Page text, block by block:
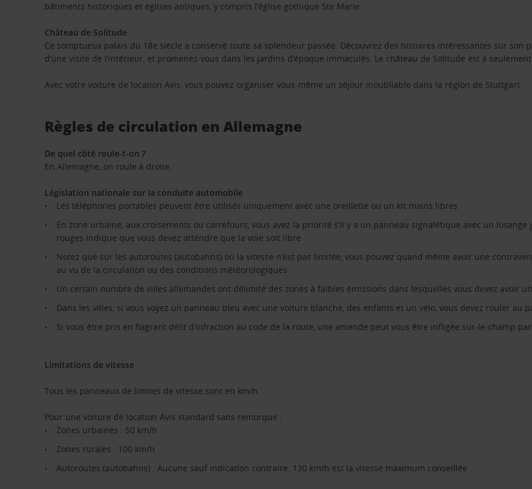
bâtiments historiques et églises antiques, y compris l’église gothique Ste Marie.
Château de Solitude
Ce somptueux palais du 18e siècle a conservé toute sa splendeur passée. Découvrez des histoires intéressantes sur son
d’une visite de l’intérieur, et promenez-vous dans les jardins d’époque immaculés. Le château de Solitude est à
Avec votre voiture de location Avis, vous pouvez organiser vous-même un séjour inoubliable dans la région de Stuttgart.
Règles de circulation en Allemagne
De quel côté roule-t-on ?
En Allemagne, on roule à droite.
Législation nationale sur la conduite automobile
Les téléphones portables peuvent être utilisés uniquement avec une oreillette ou un kit mains libres
En zone urbaine, aux croisements ou carrefours, vous avez la priorité s’il y a un panneau signalétique avec un
rouges indique que vous devez attendre que la voie soit libre
Notez que sur les autoroutes (autobahns) où la vitesse n’est pas limitée, vous pouvez quand même avoir une
au vu de la circulation ou des conditions météorologiques
Un certain nombre de villes allemandes ont délimité des zones à faibles émissions dans lesquelles vous devez avoir
Dans les villes, si vous voyez un panneau bleu avec une voiture blanche, des enfants et un vélo, vous devez rouler au
Si vous être pris en flagrant délit d’infraction au code de la route, une amende peut vous être infligée sur-le-champ
Limitations de vitesse
Tous les panneaux de limites de vitesse sont en km/h.
Pour une voiture de location Avis standard sans remorque :
Zones urbaines : 50 km/h
Zones rurales : 100 km/h
Autoroutes (autobahns) : Aucune sauf indication contraire. 130 km/h est la vitesse maximum conseillée